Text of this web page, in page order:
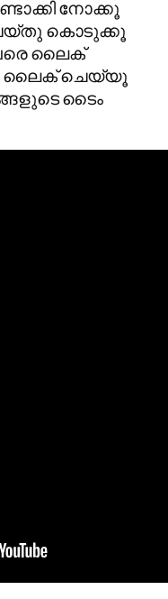
നോക്കൂ
കൊടുക്കൂ
ലൈക്
ലൈക് ചെയ്യൂ
ടൈം